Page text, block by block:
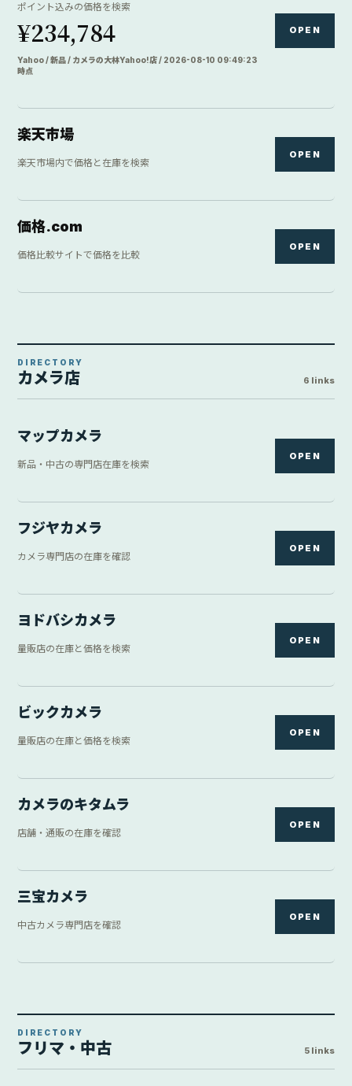
ポイント込みの価格を検索
¥234,784
Yahoo / 新品 / カメラの大林Yahoo!店 / 2026-08-10 09:49:23
時点
OPEN
楽天市場
楽天市場内で価格と在庫を検索
OPEN
価格.com
価格比較サイトで価格を比較
OPEN
DIRECTORY
カメラ店 6 links
マップカメラ
新品・中古の専門店在庫を検索
OPEN
フジヤカメラ
カメラ専門店の在庫を確認
OPEN
ヨドバシカメラ
量販店の在庫と価格を検索
OPEN
ビックカメラ
量販店の在庫と価格を検索
OPEN
カメラのキタムラ
店舗・通販の在庫を確認
OPEN
三宝カメラ
中古カメラ専門店を確認
OPEN
DIRECTORY
フリマ・中古 5 links